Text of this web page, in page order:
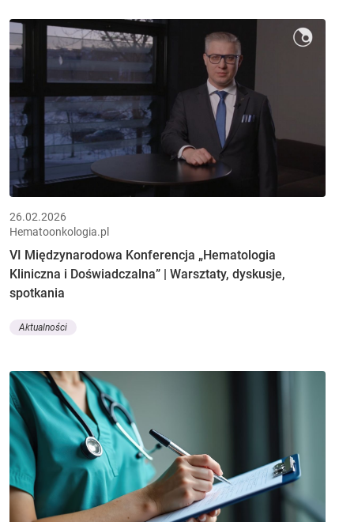
26.02.2026
Hematoonkologia.pl
VI Międzynarodowa Konferencja „Hematologia
Kliniczna i Doświadczalna” | Warsztaty, dyskusje,
spotkania
Aktualności